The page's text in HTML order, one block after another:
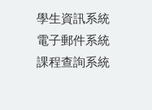
學生資訊系統
電子郵件系統
課程查詢系統